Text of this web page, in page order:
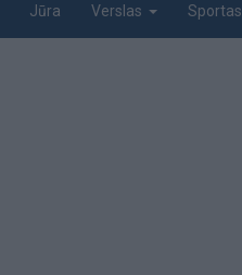
Jūra Verslas Sportas